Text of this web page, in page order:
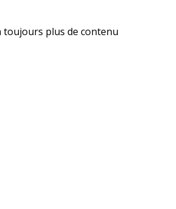
plus de contenu